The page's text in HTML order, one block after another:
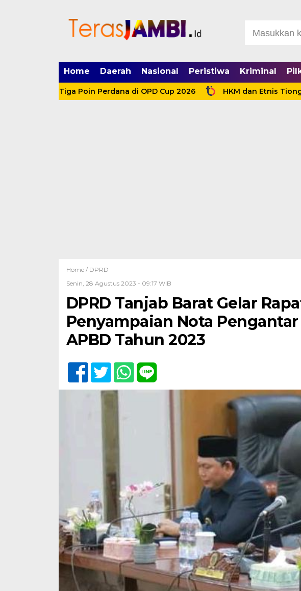
Home Daerah Nasional Peristiwa Kriminal
Tiga Poin Perdana di OPD Cup 2026 HKM dan Etnis Tionghoa
Home / DPRD
Senin, 28 Agustus 2023 - 09:17 WIB
DPRD Tanjab Barat Gelar
Penyampaian Nota
APBD Tahun 2023